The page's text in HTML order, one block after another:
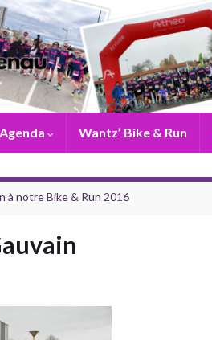
Agenda Wantz’ Bike & Run
à notre Bike & Run 2016